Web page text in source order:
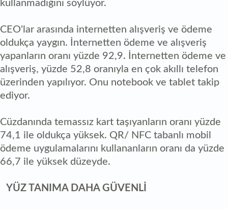
kullanmadığını söylüyor.
CEO'lar arasında internetten alışveriş ve ödeme
oldukça yaygın. İnternetten ödeme ve alışveriş
yapanların oranı yüzde 92,9. İnternetten ödeme ve
alışveriş, yüzde 52,8 oranıyla en çok akıllı telefon
üzerinden yapılıyor. Onu notebook ve tablet takip
ediyor.
Cüzdanında temassız kart taşıyanların oranı yüzde
74,1 ile oldukça yüksek. QR/ NFC tabanlı mobil
ödeme uygulamalarını kullananların oranı da yüzde
66,7 ile yüksek düzeyde.
YÜZ TANIMA DAHA GÜVENLİ